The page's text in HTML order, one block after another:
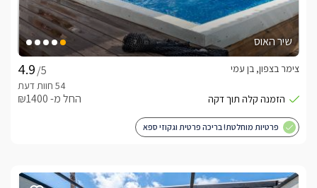
שיר האוס
/5
צימר בצפון, בן עמי
החל מ- ₪1400
פרטיות מוחלטת! בריכה פרטית וגקוזי ספא